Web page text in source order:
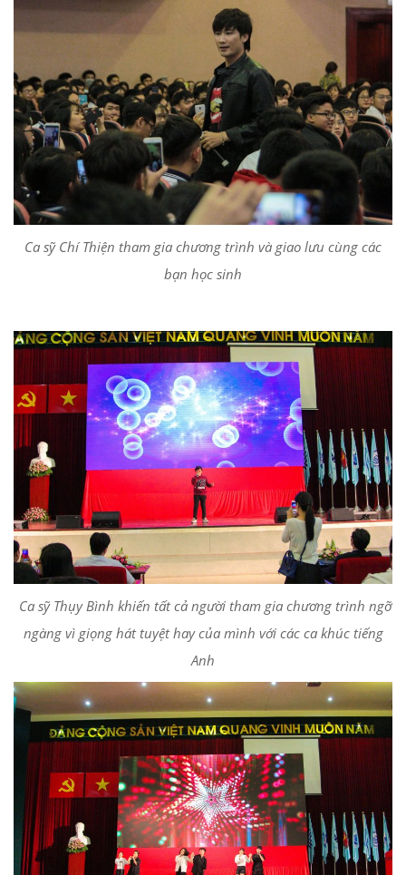
Ca sỹ Chí Thiện tham gia chương trình và giao lưu cùng các
bạn học sinh
Ca sỹ Thụy Bình khiến tất cả người tham gia chương trình ngỡ
ngàng vì giọng hát tuyệt hay của mình với các ca khúc tiếng
Anh